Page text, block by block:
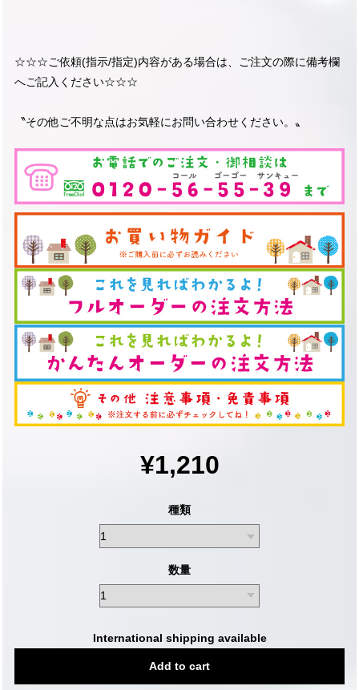
☆☆☆ご依頼(指示/指定)内容がある場合は、ご注文の際に備考欄
へご記入ください☆☆☆
〝その他ご不明な点はお気軽にお問い合わせください。〟
¥1,210
種類
数量
International shipping available
Add to cart